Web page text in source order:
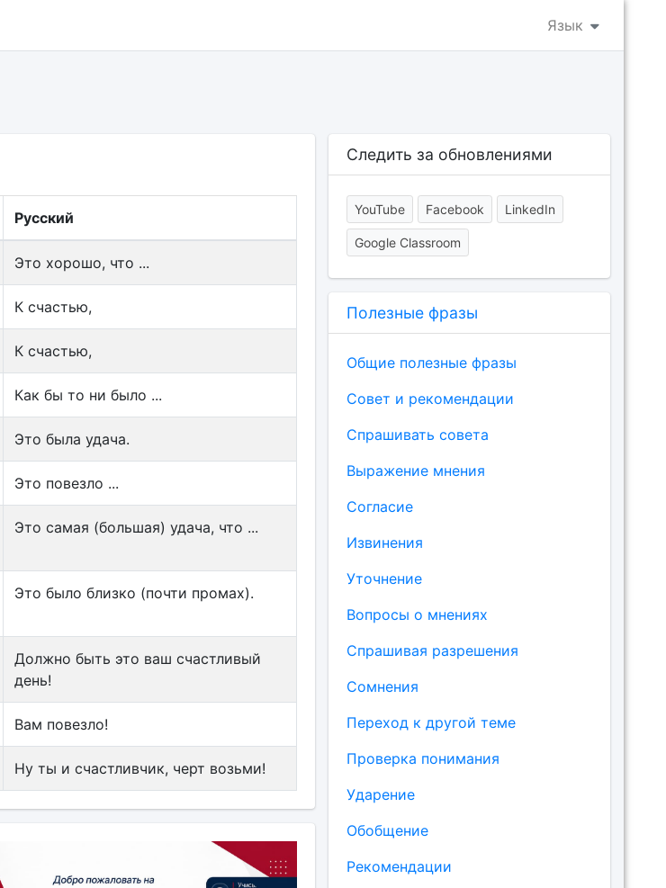
Язык
Русский
Это хорошо, что ...
К счастью,
К счастью,
Как бы то ни было ...
Это была удача.
Это повезло ...
Это самая (большая) удача, что ...
Это было близко (почти промах).
Должно быть это ваш счастливый
день!
Вам повезло!
Ну ты и счастливчик, черт возьми!
Следить за обновлениями
YouTube Facebook LinkedIn
Google Classroom
Полезные фразы
Общие полезные фразы
Совет и рекомендации
Спрашивать совета
Выражение мнения
Согласие
Извинения
Уточнение
Вопросы о мнениях
Спрашивая разрешения
Сомнения
Переход к другой теме
Проверка понимания
Ударение
Обобщение
Рекомендации